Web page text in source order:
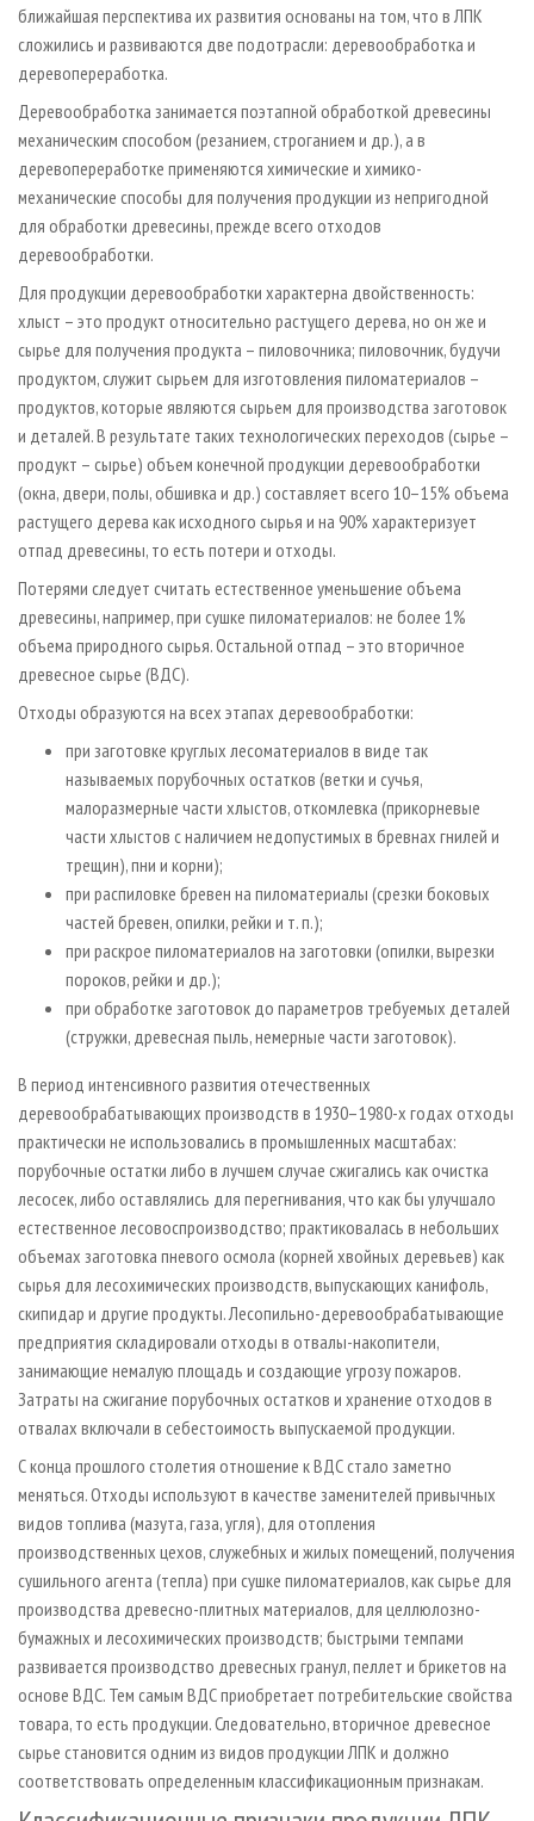
ближайшая перспектива их развития основаны на том, что в ЛПК
сложились и развиваются две подотрасли: деревообработка и
деревопереработка.
Деревообработка занимается поэтапной обработкой древесины
механическим способом (резанием, строганием и др.), а в
деревопереработке применяются химические и химико-
механические способы для получения продукции из непригодной
для обработки древесины, прежде всего отходов
деревообработки.
Для продукции деревообработки характерна двойственность:
хлыст – это продукт относительно растущего дерева, но он же и
сырье для получения продукта – пиловочника; пиловочник, будучи
продуктом, служит сырьем для изготовления пиломатериалов –
продуктов, которые являются сырьем для производства заготовок
и деталей. В результате таких технологических переходов (сырье –
продукт – сырье) объем конечной продукции деревообработки
(окна, двери, полы, обшивка и др.) составляет всего 10–15% объема
растущего дерева как исходного сырья и на 90% характеризует
отпад древесины, то есть потери и отходы.
Потерями следует считать естественное уменьшение объема
древесины, например, при сушке пиломатериалов: не более 1%
объема природного сырья. Остальной отпад – это вторичное
древесное сырье (ВДС).
Отходы образуются на всех этапах деревообработки:
при заготовке круглых лесоматериалов в виде так
называемых порубочных остатков (ветки и сучья,
малоразмерные части хлыстов, откомлевка (прикорневые
части хлыстов с наличием недопустимых в бревнах гнилей и
трещин), пни и корни);
при распиловке бревен на пиломатериалы (срезки боковых
частей бревен, опилки, рейки и т. п.);
при раскрое пиломатериалов на заготовки (опилки, вырезки
пороков, рейки и др.);
при обработке заготовок до параметров требуемых деталей
(стружки, древесная пыль, немерные части заготовок).
В период интенсивного развития отечественных
деревообрабатывающих производств в 1930–1980-х годах отходы
практически не использовались в промышленных масштабах:
порубочные остатки либо в лучшем случае сжигались как очистка
лесосек, либо оставлялись для перегнивания, что как бы улучшало
естественное лесовоспроизводство; практиковалась в небольших
объемах заготовка пневого осмола (корней хвойных деревьев) как
сырья для лесохимических производств, выпускающих канифоль,
скипидар и другие продукты. Лесопильно-деревообрабатывающие
предприятия складировали отходы в отвалы-накопители,
занимающие немалую площадь и создающие угрозу пожаров.
Затраты на сжигание порубочных остатков и хранение отходов в
отвалах включали в себестоимость выпускаемой продукции.
С конца прошлого столетия отношение к ВДС стало заметно
меняться. Отходы используют в качестве заменителей привычных
видов топлива (мазута, газа, угля), для отопления
производственных цехов, служебных и жилых помещений, получения
сушильного агента (тепла) при сушке пиломатериалов, как сырье для
производства древесно-плитных материалов, для целлюлозно-
бумажных и лесохимических производств; быстрыми темпами
развивается производство древесных гранул, пеллет и брикетов на
основе ВДС. Тем самым ВДС приобретает потребительские свойства
товара, то есть продукции. Следовательно, вторичное древесное
сырье становится одним из видов продукции ЛПК и должно
соответствовать определенным классификационным признакам.